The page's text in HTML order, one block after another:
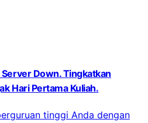
Server Down. Tingkatkan
Hari Pertama Kuliah.
tinggi Anda dengan